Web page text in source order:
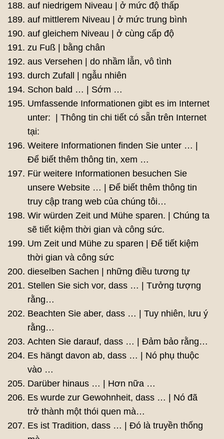
auf niedrigem Niveau | ở mức độ thấp
auf mittlerem Niveau | ở mức trung bình
auf gleichem Niveau | ở cùng cấp độ
zu Fuß | bằng chân
aus Versehen | do nhầm lẫn, vô tình
durch Zufall | ngẫu nhiên
Schon bald … | Sớm …
Umfassende Informationen gibt es im Internet
unter: | Thông tin chi tiết có sẵn trên Internet
tại:
Weitere Informationen finden Sie unter … |
Để biết thêm thông tin, xem …
Für weitere Informationen besuchen Sie
unsere Website … | Để biết thêm thông tin
truy cập trang web của chúng tôi…
Wir würden Zeit und Mühe sparen. | Chúng ta
sẽ tiết kiệm thời gian và công sức.
Um Zeit und Mühe zu sparen | Để tiết kiệm
thời gian và công sức
dieselben Sachen | những điều tương tự
Stellen Sie sich vor, dass … | Tưởng tượng
rằng…
Beachten Sie aber, dass … | Tuy nhiên, lưu ý
rằng…
Achten Sie darauf, dass … | Đảm bảo rằng…
Es hängt davon ab, dass … | Nó phụ thuộc
vào …
Darüber hinaus … | Hơn nữa …
Es wurde zur Gewohnheit, dass … | Nó đã
trở thành một thói quen mà…
Es ist Tradition, dass … | Đó là truyền thống